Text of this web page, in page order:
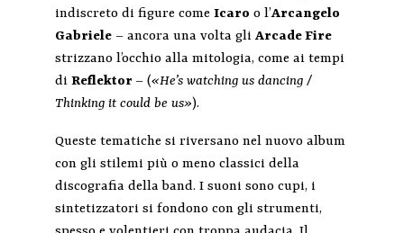
indiscreto di figure come Icaro o l’Arcangelo
Gabriele– ancora una volta gliArcade Fire
strizzano l’occhio alla mitologia, come ai tempi
di Reflektor – («He’s watching us dancing /
Thinking it could be us»).
Queste tematiche si riversano nel nuovo album
con gli stilemi più o meno classici della
discografia della band. I suoni sono cupi, i
sintetizzatori si fondono con gli strumenti,